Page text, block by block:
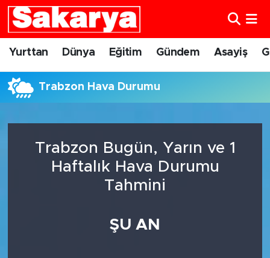
Yurttan Dünya Eğitim Gündem Asayiş
Trabzon Hava Durumu
Trabzon Bugün, Yarın ve 1
Haftalık Hava Durumu
Tahmini
ŞU AN
Yurttan
Eskişehirspor
Eskişehir Nöbetçi Eczaneler
Süper Lig Puan Durumu ve Fikstür
Son Dakika Haberleri